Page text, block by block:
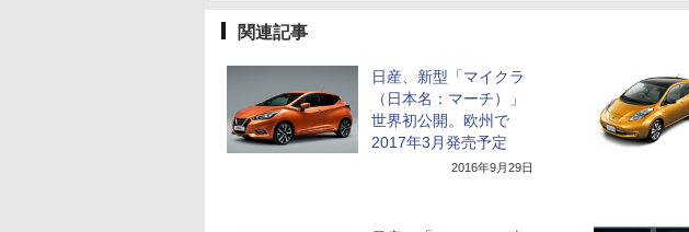
関連記事
日産、新型「マイクラ
（日本名：マーチ）」
世界初公開。欧州で
2017年3月発売予定
2016年9月29日